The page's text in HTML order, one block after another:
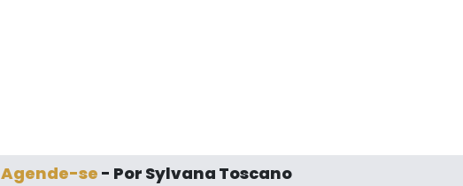
Agende-se - Por Sylvana Toscano